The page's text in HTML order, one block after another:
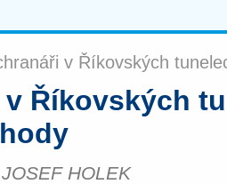
v Říkovských
v Říkovských
HOLEK